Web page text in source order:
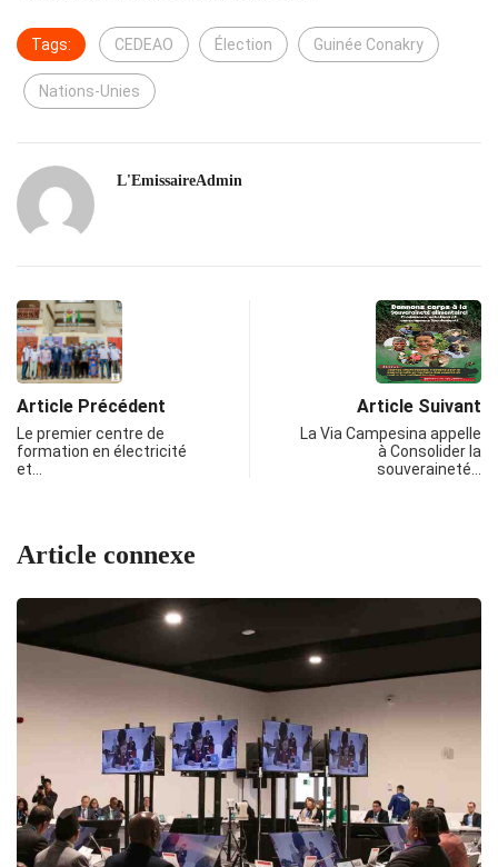
Tags: CEDEAO Élection Guinée Conakry
Nations-Unies
L'EmissaireAdmin
Article Précédent
Le premier centre de
formation en électricité
et…
Article Suivant
La Via Campesina appelle
à Consolider la
souveraineté…
Article connexe